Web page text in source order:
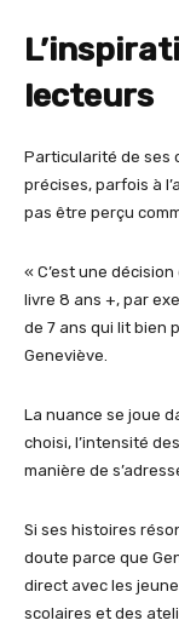
lecteurs
Particularité de ses
précises, parfois à
pas être perçu
« C’est une
livre 8 ans +, par
de 7 ans qui lit bien
Geneviève.
La nuance se joue
choisi, l’intensité
manière de
Si ses histoires
doute parce que
direct avec les
scolaires et des